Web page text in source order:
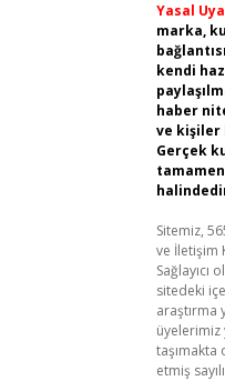
Yasal
marka,
kendi
haber
ve kişiler
Gerçek
Sitemiz,
ve İletişim
Sağlayıcı
sitedeki
araştırma
üyelerimiz
taşımakta
etmiş